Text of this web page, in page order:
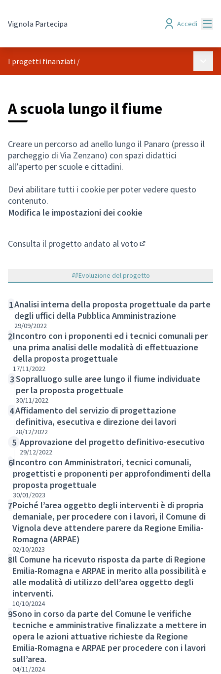
Vignola Partecipa Accedi
I progetti finanziati /
A scuola lungo il fiume
Creare un percorso ad anello lungo il Panaro (presso il
parcheggio di Via Zenzano) con spazi didattici
all’aperto per scuole e cittadini.
Devi abilitare tutti i cookie per poter vedere questo
contenuto.
Modifica le impostazioni dei cookie
Consulta il progetto andato al voto
Evoluzione del progetto
1Analisi interna della proposta progettuale da parte
degli uffici della Pubblica Amministrazione
29/09/2022
2Incontro con i proponenti ed i tecnici comunali per
una prima analisi delle modalità di effettuazione
della proposta progettuale
17/11/2022
3Sopralluogo sulle aree lungo il fiume individuate
per la proposta progettuale
30/11/2022
4Affidamento del servizio di progettazione
definitiva, esecutiva e direzione dei lavori
28/12/2022
5 Approvazione del progetto definitivo-esecutivo
29/12/2022
6Incontro con Amministratori, tecnici comunali,
progettisti e proponenti per approfondimenti della
proposta progettuale
30/01/2023
7Poiché l’area oggetto degli interventi è di propria
demaniale, per procedere con i lavori, il Comune di
Vignola deve attendere parere da Regione Emilia-
Romagna (ARPAE)
02/10/2023
8Il Comune ha ricevuto risposta da parte di Regione
Emilia-Romagna e ARPAE in merito alla possibilità e
alle modalità di utilizzo dell’area oggetto degli
interventi.
10/10/2024
9Sono in corso da parte del Comune le verifiche
tecniche e amministrative finalizzate a mettere in
opera le azioni attuative richieste da Regione
Emilia-Romagna e ARPAE per procedere con i lavori
sull’area.
04/11/2024